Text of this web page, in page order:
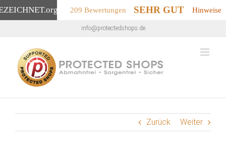
.org 209 Bewertungen SEHR GUT Hinweise
Inhalt
springen
info@protectedshops.de
Zurück Weiter